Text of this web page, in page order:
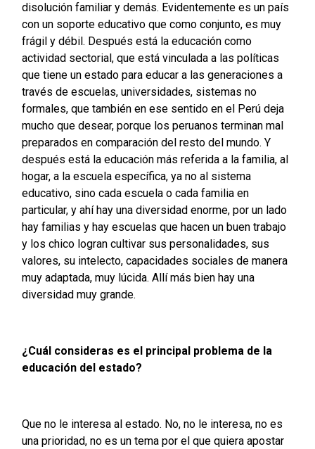
disolución familiar y demás. Evidentemente es un país
con un soporte educativo que como conjunto, es muy
frágil y débil. Después está la educación como
actividad sectorial, que está vinculada a las políticas
que tiene un estado para educar a las generaciones a
través de escuelas, universidades, sistemas no
formales, que también en ese sentido en el Perú deja
mucho que desear, porque los peruanos terminan mal
preparados en comparación del resto del mundo. Y
después está la educación más referida a la familia, al
hogar, a la escuela específica, ya no al sistema
educativo, sino cada escuela o cada familia en
particular, y ahí hay una diversidad enorme, por un lado
hay familias y hay escuelas que hacen un buen trabajo
y los chico logran cultivar sus personalidades, sus
valores, su intelecto, capacidades sociales de manera
muy adaptada, muy lúcida. Allí más bien hay una
diversidad muy grande.
¿Cuál consideras es el principal problema de la
educación del estado?
Que no le interesa al estado. No, no le interesa, no es
una prioridad, no es un tema por el que quiera apostar